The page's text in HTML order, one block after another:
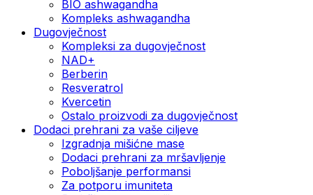
BIO ashwagandha
Kompleks ashwagandha
Dugovječnost
Kompleksi za dugovječnost
NAD+
Berberin
Resveratrol
Kvercetin
Ostalo proizvodi za dugovječnost
Dodaci prehrani za vaše ciljeve
Izgradnja mišićne mase
Dodaci prehrani za mršavljenje
Poboljšanje performansi
Za potporu imuniteta